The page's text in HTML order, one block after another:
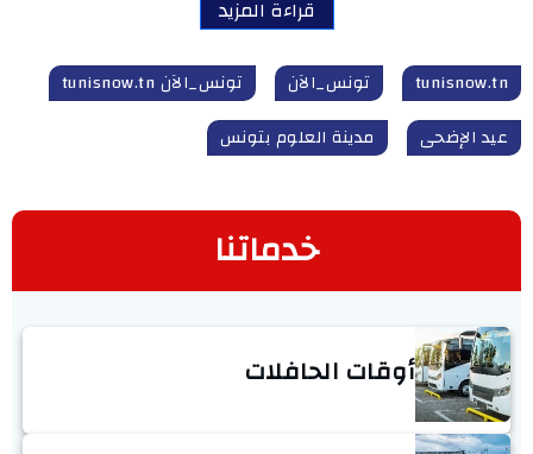
قراءة المزيد
tunisnow.tn تونس_الآن
تونس_الآن tunisnow.tn
عيد الإضحى
مدينة العلوم بتونس
خدماتنا
أوقات الحافلات